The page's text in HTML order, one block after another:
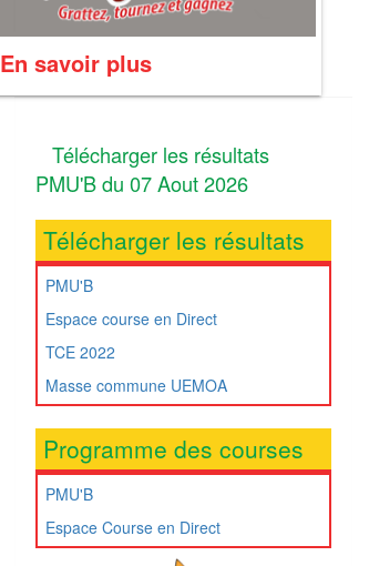
En savoir plus
Télécharger les résultats
PMU'B du 07 Aout 2026
Télécharger les résultats
PMU'B
Espace course en Direct
TCE 2022
Masse commune UEMOA
Programme des courses
PMU'B
Espace Course en Direct